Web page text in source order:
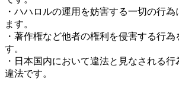
・ハハロルの運用を妨害する一切の行
ます。
・著作権など他者の権利を侵害する行
す。
・日本国内において違法と見なされる
違法です。